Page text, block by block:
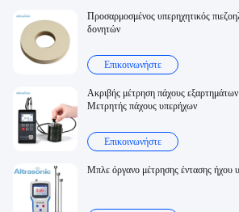
Προσαρμοσμένος υπερηχητικός
δονητών
Επικοινωνήστε
Ακριβής μέτρηση πάχους
Μετρητής πάχους υπερήχων
Επικοινωνήστε
Μπλε όργανο μέτρησης έντασης ήχου